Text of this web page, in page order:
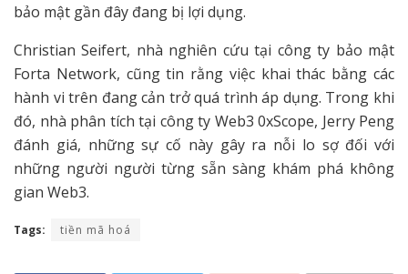
bảo mật gần đây đang bị lợi dụng.
Christian Seifert, nhà nghiên cứu tại công ty bảo mật
Forta Network, cũng tin rằng việc khai thác bằng các
hành vi trên đang cản trở quá trình áp dụng. Trong khi
đó, nhà phân tích tại công ty Web3 0xScope, Jerry Peng
đánh giá, những sự cố này gây ra nỗi lo sợ đối với
những người người từng sẵn sàng khám phá không
gian Web3.
Tags: tiền mã hoá